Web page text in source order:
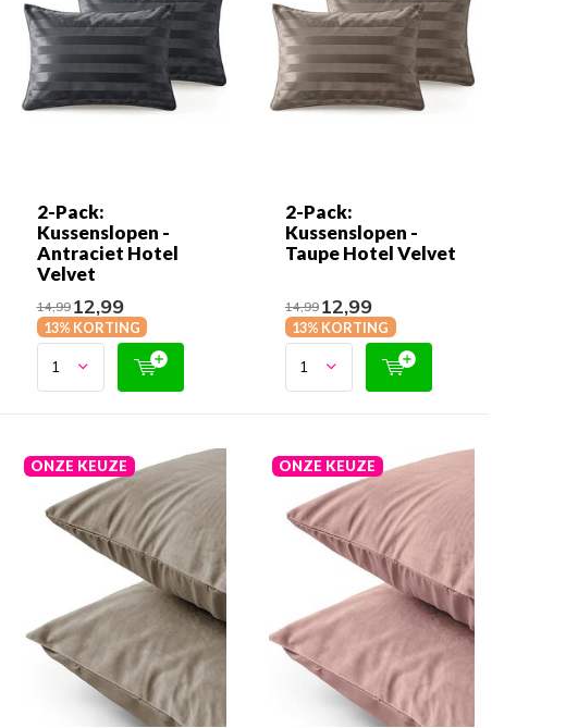
2-Pack:
Kussenslopen -
Antraciet Hotel
Velvet
14,9912,99
13% KORTING
2-Pack:
Kussenslopen -
Taupe Hotel Velvet
14,9912,99
13% KORTING
ONZE KEUZE ONZE KEUZE